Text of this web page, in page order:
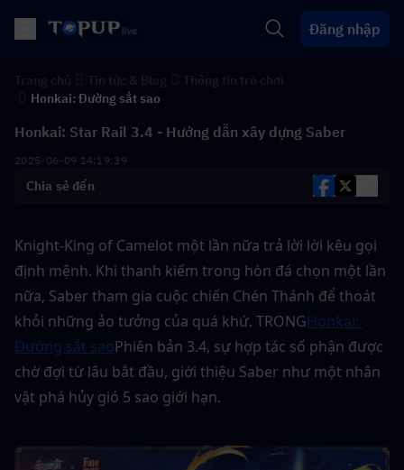
Đăng nhập
Honkai: Đường sắt sao
Honkai: Star Rail 3.4 - Hướng dẫn xây dựng Saber
2025-06-09 14:19:39
Chia sẻ đến
Knight-King of Camelot một lần nữa trả lời lời kêu gọi
định mệnh. Khi thanh kiếm trong hòn đá chọn một lần
nữa, Saber tham gia cuộc chiến Chén Thánh để thoát
khỏi những ảo tưởng của quá khứ. TRONGHonkai:
Đường sắt saoPhiên bản 3.4, sự hợp tác số phận được
chờ đợi từ lâu bắt đầu, giới thiệu Saber như một nhân
vật phá hủy gió 5 sao giới hạn.